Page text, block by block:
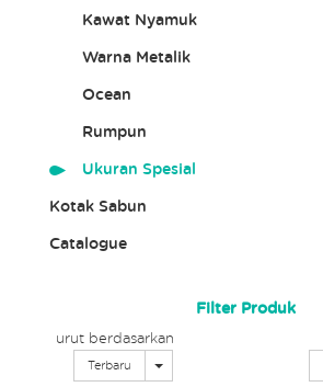
Kawat Nyamuk
Warna Metalik
Ocean
Rumpun
Ukuran Spesial
Kotak Sabun
Catalogue
Filter Produk
urut berdasarkan
Terbaru Toggle Dropdown